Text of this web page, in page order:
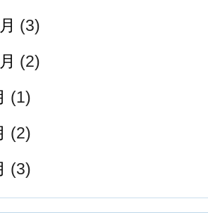
(3)
(2)
(1)
(2)
(3)